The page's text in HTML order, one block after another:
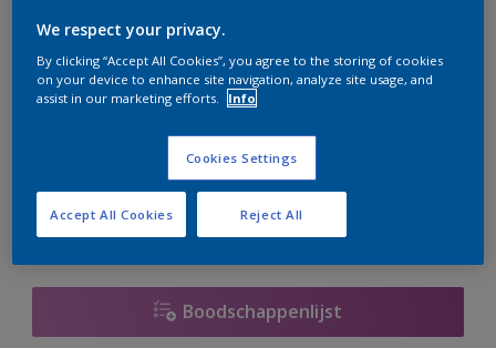
er hard aan om de voorraad aan te vullen.
Boodschappenlijst
We respect your privacy.
By clicking “Accept All Cookies”, you agree to the storing of cookies
on your device to enhance site navigation, analyze site usage, and
assist in our marketing efforts.
Info
Cookies Settings
Reject All
Accept All Cookies